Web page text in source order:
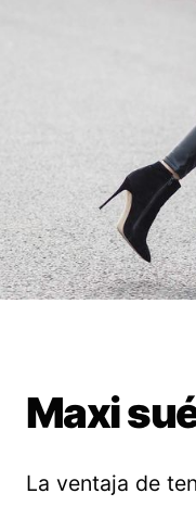
Maxi
La ventaja de